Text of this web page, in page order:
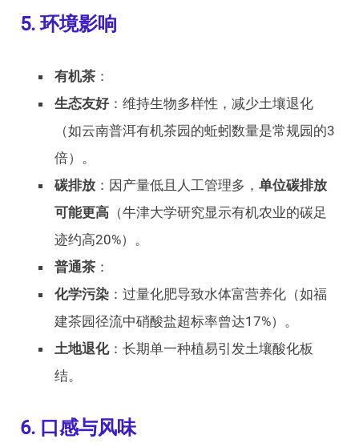
5. 环境影响
有机茶 ：
生态友好：维持生物多样性，减少土壤退化
（如云南普洱有机茶园的蚯蚓数量是常规园的3
倍）。
碳排放 ：因产量低且人工管理多， 单位碳排放
可能更高 （牛津大学研究显示有机农业的碳足
迹约高20%）。
普通茶 ：
化学污染 ：过量化肥导致水体富营养化（如福
建茶园径流中硝酸盐超标率曾达17%）。
土地退化：长期单一种植易引发土壤酸化板
结。
6. 口感与风味